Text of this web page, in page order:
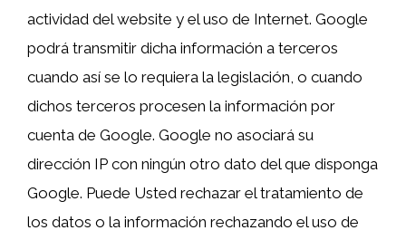
actividad del website y el uso de Internet. Google
podrá transmitir dicha información a terceros
cuando así se lo requiera la legislación, o cuando
dichos terceros procesen la información por
cuenta de Google. Google no asociará su
dirección IP con ningún otro dato del que disponga
Google. Puede Usted rechazar el tratamiento de
los datos o la información rechazando el uso de